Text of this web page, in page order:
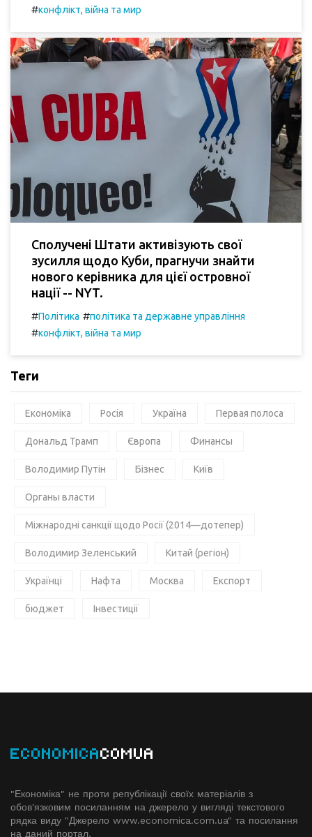
#конфлікт, війна та мир
Сполучені Штати активізують свої
зусилля щодо Куби, прагнучи знайти
нового керівника для цієї островної
нації -- NYT.
#Політика #політика та державне управління
#конфлікт, війна та мир
Теги
Економіка Росія Україна Первая полоса
Дональд Трамп Європа Финансы
Володимир Путін Бізнес Київ
Органы власти
Міжнародні санкції щодо Росії (2014—дотепер)
Володимир Зеленський Китай (регіон)
Українці Нафта Москва Експорт
бюджет Інвестиції
ECONOMICACOMUA
"Економіка" не проти републікації своїх матеріалів з
обов'язковим посиланням на джерело у вигляді текстового
рядка виду "Джерело www.economiсa.com.ua" та посилання
на даний портал.